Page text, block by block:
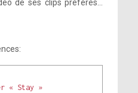
de ses clips préférés…
« Stay »